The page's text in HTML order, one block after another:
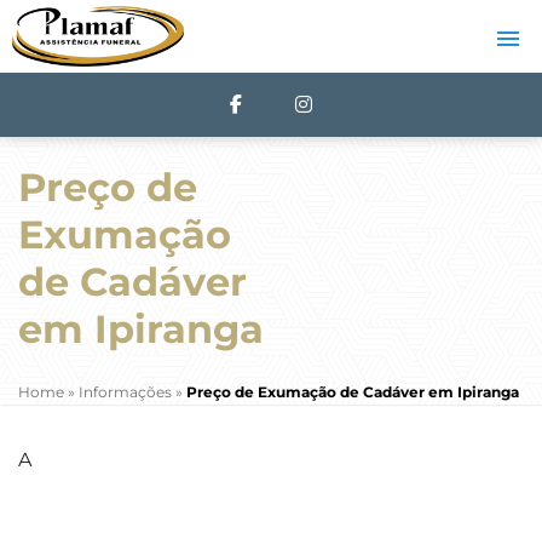
Preço de
Exumação
de Cadáver
em Ipiranga
Home » Informações » Preço de Exumação de Cadáver em Ipiranga
A